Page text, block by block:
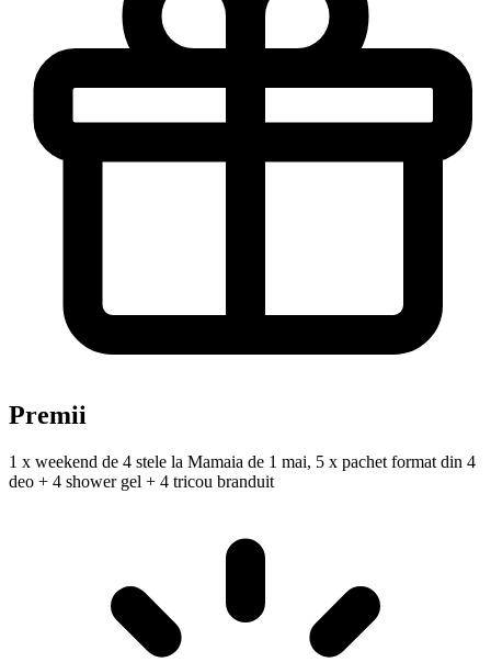
Premii
1 x weekend de 4 stele la Mamaia de 1 mai, 5 x pachet format din 4
deo + 4 shower gel + 4 tricou branduit